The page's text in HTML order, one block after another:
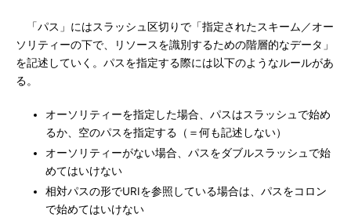
「パス」にはスラッシュ区切りで「指定されたスキーム／オー
ソリティーの下で、リソースを識別するための階層的なデータ」
を記述していく。パスを指定する際には以下のようなルールがあ
る。
オーソリティーを指定した場合、パスはスラッシュで始め
るか、空のパスを指定する（＝何も記述しない）
オーソリティーがない場合、パスをダブルスラッシュで始
めてはいけない
相対パスの形でURIを参照している場合は、パスをコロン
で始めてはいけない